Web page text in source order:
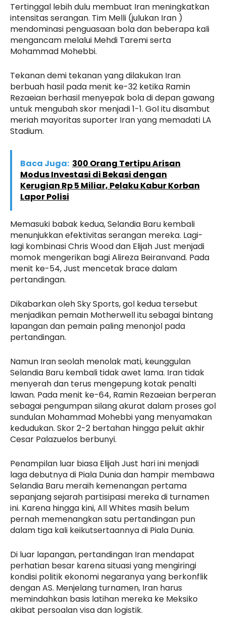
Tertinggal lebih dulu membuat Iran meningkatkan
intensitas serangan. Tim Melli (julukan Iran )
mendominasi penguasaan bola dan beberapa kali
mengancam melalui Mehdi Taremi serta
Mohammad Mohebbi.
Tekanan demi tekanan yang dilakukan Iran
berbuah hasil pada menit ke-32 ketika Ramin
Rezaeian berhasil menyepak bola di depan gawang
untuk mengubah skor menjadi 1-1. Gol itu disambut
meriah mayoritas suporter Iran yang memadati LA
Stadium.
Baca Juga: 300 Orang Tertipu Arisan
Modus Investasi di Bekasi dengan
Kerugian Rp 5 Miliar, Pelaku Kabur Korban
Lapor Polisi
Memasuki babak kedua, Selandia Baru kembali
menunjukkan efektivitas serangan mereka. Lagi-
lagi kombinasi Chris Wood dan Elijah Just menjadi
momok mengerikan bagi Alireza Beiranvand. Pada
menit ke-54, Just mencetak brace dalam
pertandingan.
Dikabarkan oleh Sky Sports, gol kedua tersebut
menjadikan pemain Motherwell itu sebagai bintang
lapangan dan pemain paling menonjol pada
pertandingan.
Namun Iran seolah menolak mati, keunggulan
Selandia Baru kembali tidak awet lama. Iran tidak
menyerah dan terus mengepung kotak penalti
lawan. Pada menit ke-64, Ramin Rezaeian berperan
sebagai pengumpan silang akurat dalam proses gol
sundulan Mohammad Mohebbi yang menyamakan
kedudukan. Skor 2-2 bertahan hingga peluit akhir
Cesar Palazuelos berbunyi.
Penampilan luar biasa Elijah Just hari ini menjadi
laga debutnya di Piala Dunia dan hampir membawa
Selandia Baru meraih kemenangan pertama
sepanjang sejarah partisipasi mereka di turnamen
ini. Karena hingga kini, All Whites masih belum
pernah memenangkan satu pertandingan pun
dalam tiga kali keikutsertaannya di Piala Dunia.
Di luar lapangan, pertandingan Iran mendapat
perhatian besar karena situasi yang mengiringi
kondisi politik ekonomi negaranya yang berkonflik
dengan AS. Menjelang turnamen, Iran harus
memindahkan basis latihan mereka ke Meksiko
akibat persoalan visa dan logistik.